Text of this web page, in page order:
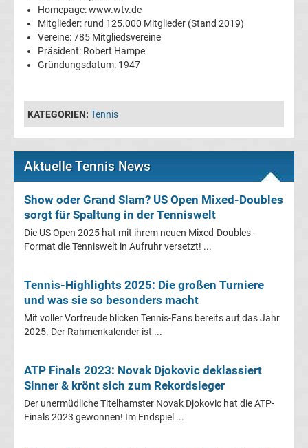
La
Liga
Premier
Erg.
Premier
League
Frauen
Erg.
Frauen
Homepage: www.wtv.de
Mitglieder: rund 125.000 Mitglieder (Stand 2019)
Vereine: 785 Mitgliedsvereine
Präsident: Robert Hampe
Gründungsdatum: 1947
KATEGORIEN: Tennis
Aktuelle Tennis News
Show oder Grand Slam? US Open Mixed-Doubles
sorgt für Spaltung in der Tenniswelt
Die US Open 2025 hat mit ihrem neuen Mixed-Doubles-
Format die Tenniswelt in Aufruhr versetzt! ...
Tennis-Highlights 2025: Die großen Turniere
und was sie so besonders macht
Mit voller Vorfreude blicken Tennis-Fans bereits auf das Jahr
2025. Der Rahmenkalender ist ...
ATP Finals 2023: Novak Djokovic deklassiert
Sinner & krönt sich zum Rekordsieger
Der unermüdliche Titelhamster Novak Djokovic hat die ATP-
Finals 2023 gewonnen! Im Endspiel ...